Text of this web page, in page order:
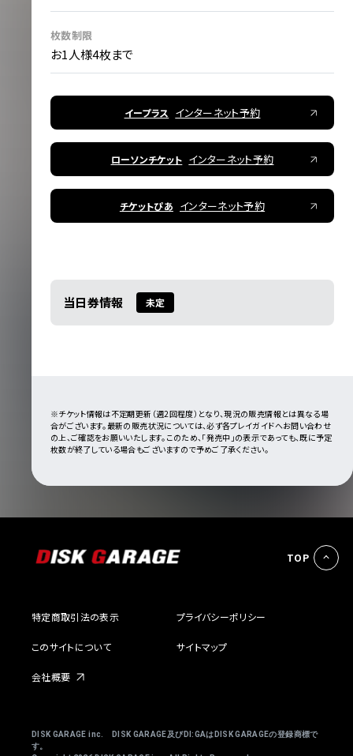
枚数制限
お1人様4枚まで
イープラス インターネット予約
ローソンチケット インターネット予約
チケットぴあ インターネット予約
当日券情報 未定
※チケット情報は不定期更新（週2回程度）となり、現況の販売情報とは異なる場
合がございます。最新の販売状況については、必ず各プレイガイドへお問い合わせ
の上、ご確認をお願いいたします。このため、「発売中」の表示であっても、既に予定
枚数が終了している場合もございますので予めご了承ください。
TOP
特定商取引法の表示 プライバシーポリシー
このサイトについて サイトマップ
会社概要
DISK GARAGE inc. DISK GARAGE及びDI:GAはDISK GARAGEの登録商標で
す。